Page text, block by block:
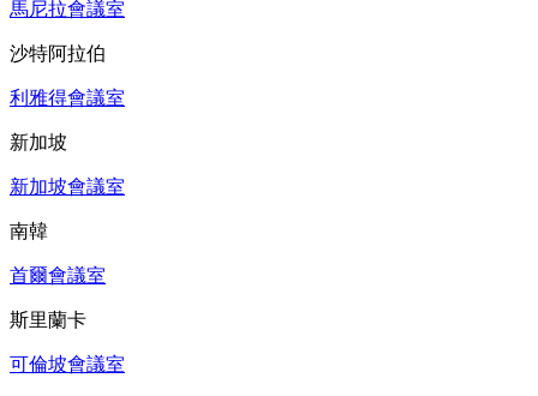
馬尼拉會議室
沙特阿拉伯
利雅得會議室
新加坡
新加坡會議室
南韓
首爾會議室
斯里蘭卡
可倫坡會議室